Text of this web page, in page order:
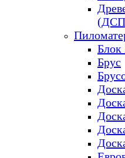
Блок
Брус